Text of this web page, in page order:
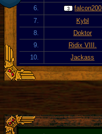
6.
falcon200
7.
Kybl
8.
Doktor
9.
Ridix VIII.
10.
Jackass